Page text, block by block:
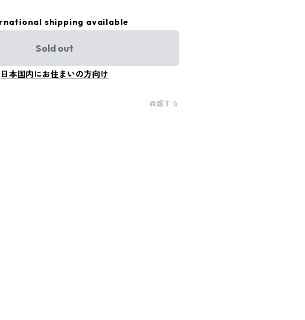
shipping available
Sold out
日本国内にお住まいの方向け
通報する